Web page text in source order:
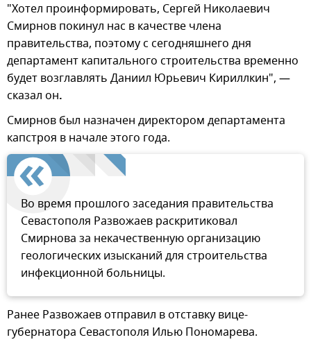
"Хотел проинформировать, Сергей Николаевич
Смирнов покинул нас в качестве члена
правительства, поэтому с сегодняшнего дня
департамент капитального строительства временно
будет возглавлять Даниил Юрьевич Кириллкин", —
сказал он.
Смирнов был назначен директором департамента
капстроя в начале этого года.
Во время прошлого заседания правительства
Севастополя Развожаев раскритиковал
Смирнова за некачественную организацию
геологических изысканий для строительства
инфекционной больницы.
Ранее Развожаев отправил в отставку вице-
губернатора Севастополя Илью Пономарева.